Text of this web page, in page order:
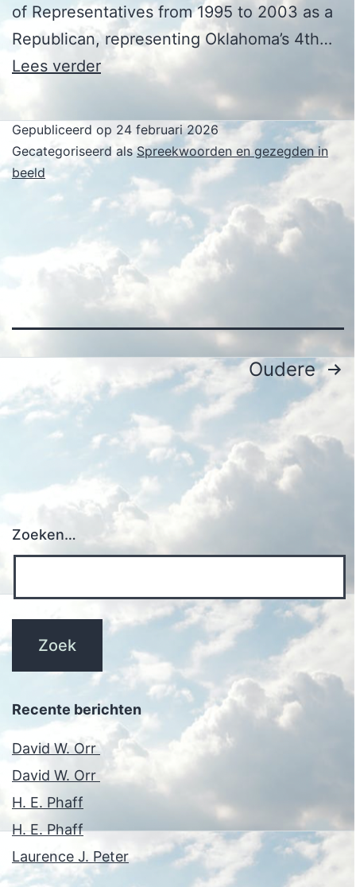
of Representatives from 1995 to 2003 as a
Republican, representing Oklahoma’s 4th…
Lees verderJ.
Watts
Jr.
Gepubliceerd op 24 februari 2026
Gecategoriseerd alsSpreekwoorden en gezegden in
beeld
paginering
Oudere
Zoeken…
Recente berichten
David W. Orr
David W. Orr
H. E. Phaff
H. E. Phaff
Laurence J. Peter